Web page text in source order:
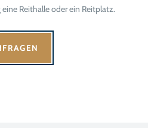
Reithalle oder ein Reitplatz.